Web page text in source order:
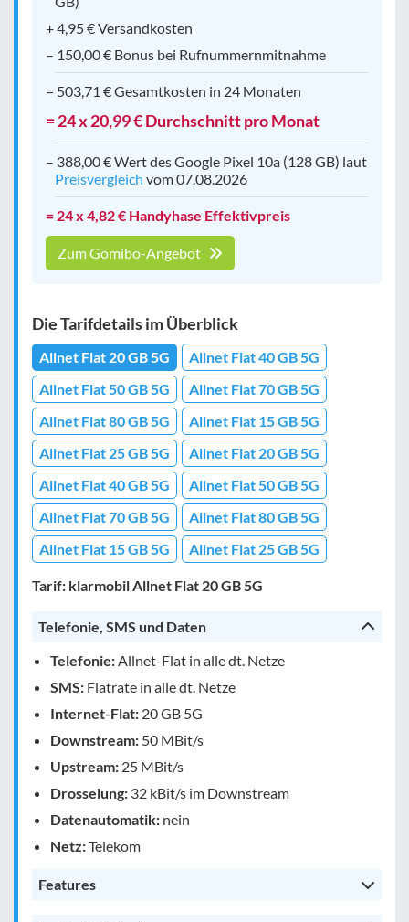
+ 4,95 € Versandkosten
– 150,00 € Bonus bei Rufnummernmitnahme
= 503,71 € Gesamtkosten in 24 Monaten
= 24 x 20,99 € Durchschnitt pro Monat
– 388,00 € Wert des Google Pixel 10a (128 GB) laut
Preisvergleich vom 07.08.2026
= 24 x 4,82 € Handyhase Effektivpreis
Zum Gomibo-Angebot
Die Tarifdetails im Überblick
Allnet Flat 20 GB 5G
Allnet Flat 40 GB 5G
Allnet Flat 50 GB 5G
Allnet Flat 70 GB 5G
Allnet Flat 80 GB 5G
Allnet Flat 15 GB 5G
Allnet Flat 25 GB 5G
Allnet Flat 20 GB 5G
Allnet Flat 40 GB 5G
Allnet Flat 50 GB 5G
Allnet Flat 70 GB 5G
Allnet Flat 80 GB 5G
Allnet Flat 15 GB 5G
Allnet Flat 25 GB 5G
Tarif: klarmobil Allnet Flat 20 GB 5G
Telefonie, SMS und Daten
Telefonie: Allnet-Flat in alle dt. Netze
SMS: Flatrate in alle dt. Netze
Internet-Flat: 20 GB 5G
Downstream: 50 MBit/s
Upstream: 25 MBit/s
Drosselung: 32 kBit/s im Downstream
Datenautomatik: nein
Netz:Telekom
Features